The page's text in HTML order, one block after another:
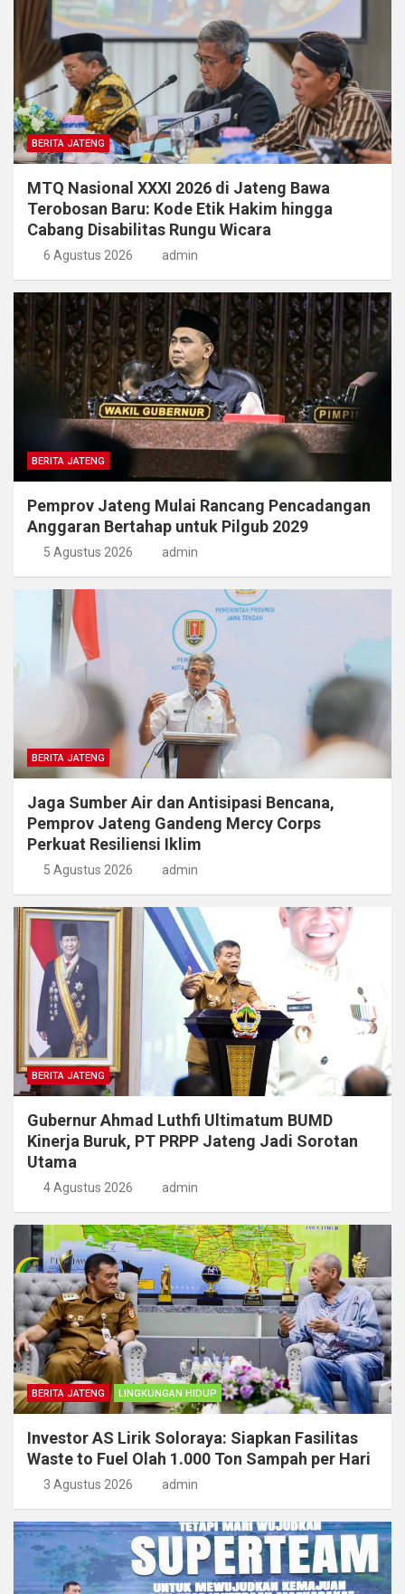
BERITA JATENG
MTQ Nasional XXXI 2026 di Jateng Bawa
Terobosan Baru: Kode Etik Hakim hingga
Cabang Disabilitas Rungu Wicara
6 Agustus 2026 admin
BERITA JATENG
Pemprov Jateng Mulai Rancang Pencadangan
Anggaran Bertahap untuk Pilgub 2029
5 Agustus 2026 admin
BERITA JATENG
Jaga Sumber Air dan Antisipasi Bencana,
Pemprov Jateng Gandeng Mercy Corps
Perkuat Resiliensi Iklim
5 Agustus 2026 admin
BERITA JATENG
Gubernur Ahmad Luthfi Ultimatum BUMD
Kinerja Buruk, PT PRPP Jateng Jadi Sorotan
Utama
4 Agustus 2026 admin
BERITA JATENG LINGKUNGAN HIDUP
Investor AS Lirik Soloraya: Siapkan Fasilitas
Waste to Fuel Olah 1.000 Ton Sampah per Hari
3 Agustus 2026 admin